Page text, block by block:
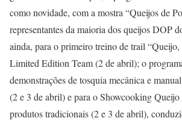
como novidade, com a mostra “Queijos de
representantes da maioria dos queijos DOP
ainda, para o primeiro treino de trail
Limited Edition Team (2 de abril); o
demonstrações de tosquia mecânica e
(2 e 3 de abril) e para o Showcooking
produtos tradicionais (2 e 3 de abril),